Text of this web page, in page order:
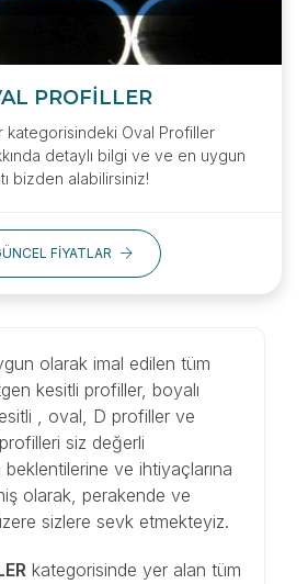
PROFILLER
kategorisindeki Oval Profiller
detaylı bilgi ve ve en uygun
bizden alabilirsiniz!
FIYATLAR
olarak imal edilen tüm
kesitli profiller, boyalı
, oval, D profiller ve
siz değerli
beklentilerine ve ihtiyaçlarına
olarak, perakende ve
sizlere sevk etmekteyiz.
kategorisinde yer alan tüm